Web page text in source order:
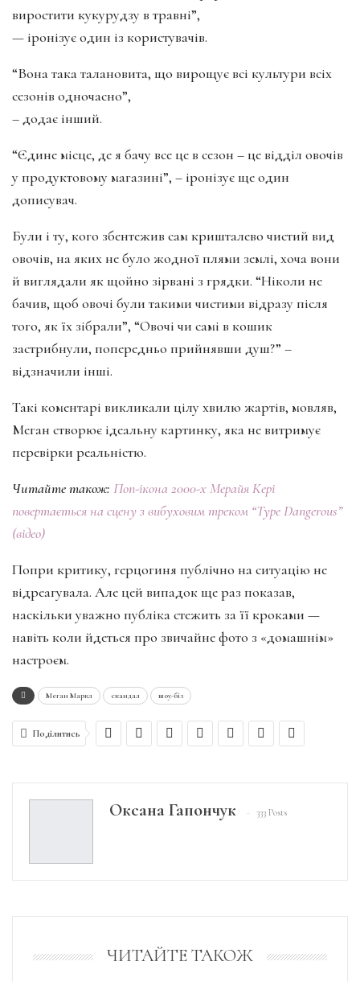
виростити кукурудзу в травні”,
— іронізує один із користувачів.
“Вона така талановита, що вирощує всі культури всіх
сезонів одночасно”,
– додає інший.
“Єдине місце, де я бачу все це в сезон – це відділ овочів
у продуктовому магазині”, – іронізує ще один
дописувач.
Були і ту, кого збентежив сам кришталево чистий вид
овочів, на яких не було жодної плями землі, хоча вони
й виглядали як щойно зірвані з грядки. “Ніколи не
бачив, щоб овочі були такими чистими відразу після
того, як їх зібрали”, “Овочі чи самі в кошик
застрибнули, попередньо прийнявши душ?” –
відзначили інші.
Такі коментарі викликали цілу хвилю жартів, мовляв,
Меган створює ідеальну картинку, яка не витримує
перевірки реальністю.
Читайте також: Поп-ікона 2000-х Мерайя Кері
повертається на сцену з вибуховим треком “Type Dangerous”
(відео)
Попри критику, герцогиня публічно на ситуацію не
відреагувала. Але цей випадок ще раз показав,
наскільки уважно публіка стежить за її кроками —
навіть коли йдеться про звичайне фото з «домашнім»
настроєм.
Меган Маркл скандал шоу-біз
Поділитись
Оксана Гапончук 333 Posts
ЧИТАЙТЕ ТАКОЖ